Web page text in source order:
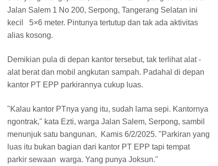
Jalan Salem 1 No 200, Serpong, Tangerang Selatan ini
kecil 5×6 meter. Pintunya tertutup dan tak ada aktivitas
alias kosong.
Demikian pula di depan kantor tersebut, tak terlihat alat -
alat berat dan mobil angkutan sampah. Padahal di depan
kantor PT EPP parkirannya cukup luas.
"Kalau kantor PTnya yang itu, sudah lama sepi. Kantornya
ngontrak," kata Ezti, warga Jalan Salem, Serpong, sambil
menunjuk satu bangunan, Kamis 6/2/2025. "Parkiran yang
luas itu bukan bagian dari kantor PT EPP tapi tempat
parkir sewaan warga. Yang punya Joksun."